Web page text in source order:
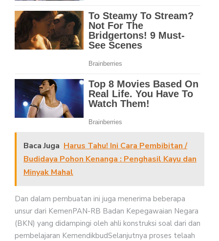
Baca Juga Harus Tahu! Ini Cara Pembibitan /
Budidaya Pohon Kenanga : Penghasil Kayu dan
Minyak Mahal
Dan dalam pembuatan ini juga menerima beberapa
unsur dari KemenPAN-RB Badan Kepegawaian Negara
(BKN) yang didampingi oleh ahli konstruksi soal dari dan
pembelajaran KemendikbudSelanjutnya proses telaah